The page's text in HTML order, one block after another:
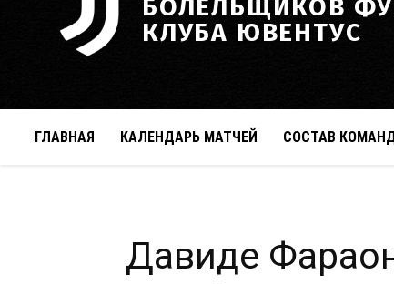
БОЛЕЛЬЩИКОВ
КЛУБА ЮВЕНТУС
ГЛАВНАЯ КАЛЕНДАРЬ МАТЧЕЙ СОСТАВ
Давиде